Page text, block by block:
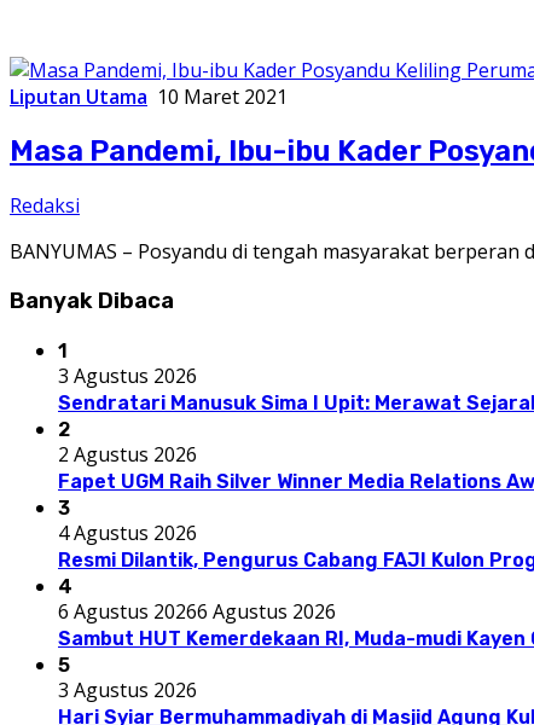
Liputan Utama 10 Maret 2021
Masa Pandemi, Ibu-ibu Kader
Redaksi
BANYUMAS – Posyandu di tengah masyarakat
Banyak Dibaca
1
3 Agustus 2026
Sendratari Manusuk Sima I Upit: Merawat
2
2 Agustus 2026
Fapet UGM Raih Silver Winner Media Relations
3
4 Agustus 2026
Resmi Dilantik, Pengurus Cabang FAJI Kulon
4
6 Agustus 20266 Agustus 2026
Sambut HUT Kemerdekaan RI, Muda-mudi
5
3 Agustus 2026
Hari Syiar Bermuhammadiyah di Masjid Agung